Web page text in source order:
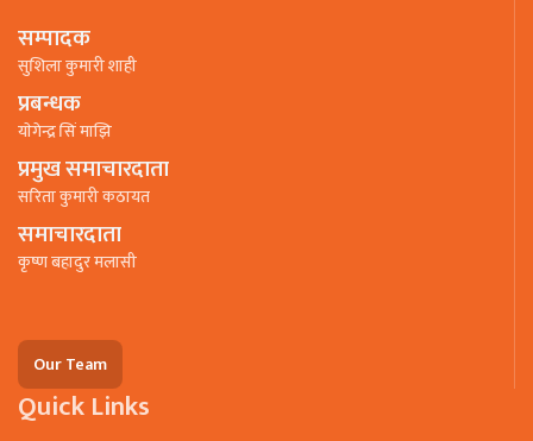
सम्पादक
सुशिला कुमारी शाही
प्रबन्धक
याेगेन्द्र सिं माझि
प्रमुख समाचारदाता
सरिता कुमारी कठायत
समाचारदाता
कृष्ण बहादुर मलासी
Our Team
Quick Links